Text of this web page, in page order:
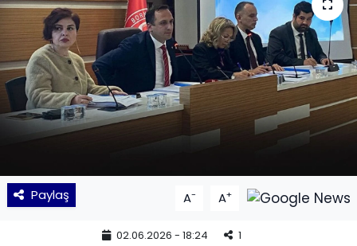
Paylaş A- A+
02.06.2026 - 18:24 1
SAĞLIK
Siyaset
SPOR
Yaşam
YEREL POLİTİKA